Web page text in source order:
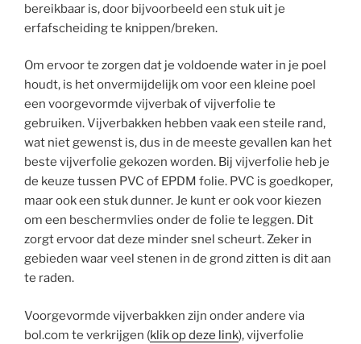
bereikbaar is, door bijvoorbeeld een stuk uit je
erfafscheiding te knippen/breken.
Om ervoor te zorgen dat je voldoende water in je poel
houdt, is het onvermijdelijk om voor een kleine poel
een voorgevormde vijverbak of vijverfolie te
gebruiken. Vijverbakken hebben vaak een steile rand,
wat niet gewenst is, dus in de meeste gevallen kan het
beste vijverfolie gekozen worden. Bij vijverfolie heb je
de keuze tussen PVC of EPDM folie. PVC is goedkoper,
maar ook een stuk dunner. Je kunt er ook voor kiezen
om een beschermvlies onder de folie te leggen. Dit
zorgt ervoor dat deze minder snel scheurt. Zeker in
gebieden waar veel stenen in de grond zitten is dit aan
te raden.
Voorgevormde vijverbakken zijn onder andere via
bol.com te verkrijgen (klik op deze link), vijverfolie